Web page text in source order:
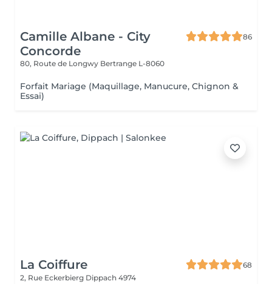
Camille Albane - City
Concorde
86
80, Route de Longwy Bertrange L-8060
Forfait Mariage (Maquillage, Manucure, Chignon &
Essai)
La Coiffure
68
2, Rue Eckerbierg Dippach 4974